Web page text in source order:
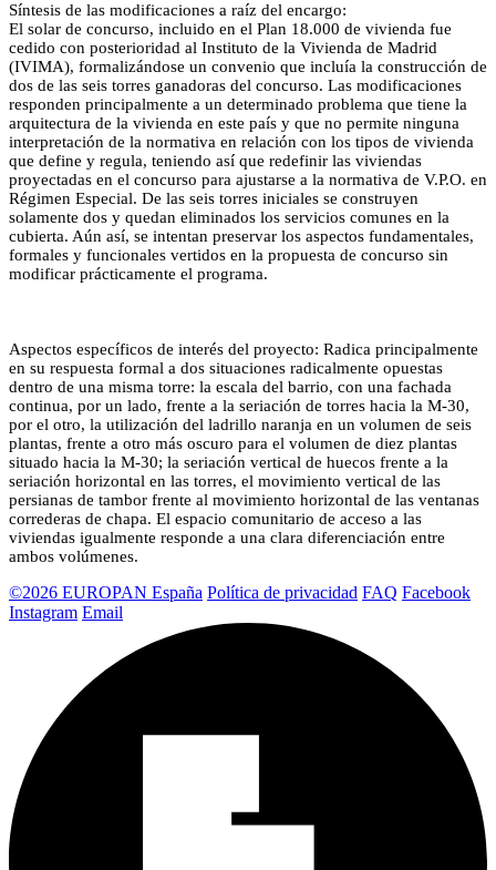
Síntesis de las modificaciones a raíz del encargo:
El solar de concurso, incluido en el Plan 18.000 de vivienda fue
cedido con posterioridad al Instituto de la Vivienda de Madrid
(IVIMA), formalizándose un convenio que incluía la construcción de
dos de las seis torres ganadoras del concurso. Las modificaciones
responden principalmente a un determinado problema que tiene la
arquitectura de la vivienda en este país y que no permite ninguna
interpretación de la normativa en relación con los tipos de vivienda
que define y regula, teniendo así que redefinir las viviendas
proyectadas en el concurso para ajustarse a la normativa de V.P.O. en
Régimen Especial. De las seis torres iniciales se construyen
solamente dos y quedan eliminados los servicios comunes en la
cubierta. Aún así, se intentan preservar los aspectos fundamentales,
formales y funcionales vertidos en la propuesta de concurso sin
modificar prácticamente el programa.
Aspectos específicos de interés del proyecto: Radica principalmente
en su respuesta formal a dos situaciones radicalmente opuestas
dentro de una misma torre: la escala del barrio, con una fachada
continua, por un lado, frente a la seriación de torres hacia la M-30,
por el otro, la utilización del ladrillo naranja en un volumen de seis
plantas, frente a otro más oscuro para el volumen de diez plantas
situado hacia la M-30; la seriación vertical de huecos frente a la
seriación horizontal en las torres, el movimiento vertical de las
persianas de tambor frente al movimiento horizontal de las ventanas
correderas de chapa. El espacio comunitario de acceso a las
viviendas igualmente responde a una clara diferenciación entre
ambos volúmenes.
©2026 EUROPAN España Política de privacidad FAQ Facebook
Instagram Email